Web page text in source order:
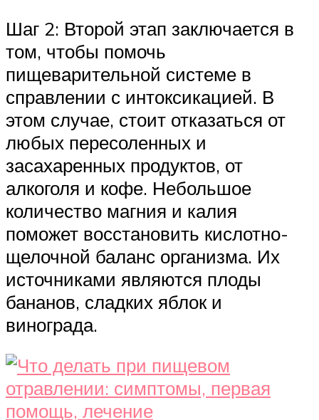
Шаг 2: Второй этап заключается в
том, чтобы помочь
пищеварительной системе в
справлении с интоксикацией. В
этом случае, стоит отказаться от
любых пересоленных и
засахаренных продуктов, от
алкоголя и кофе. Небольшое
количество магния и калия
поможет восстановить кислотно-
щелочной баланс организма. Их
источниками являются плоды
бананов, сладких яблок и
винограда.